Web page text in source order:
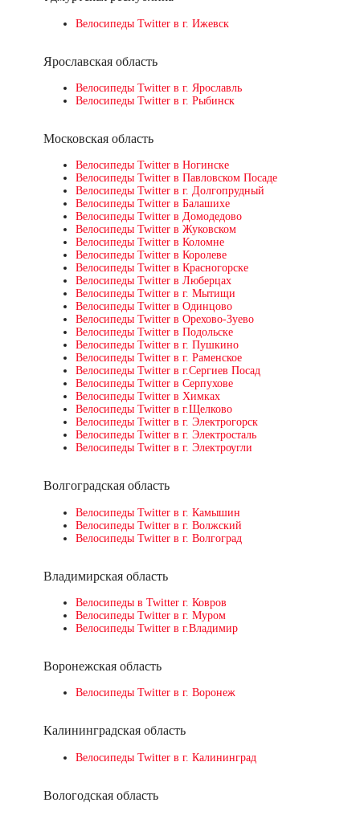
Велосипеды Twitter в г. Ижевск
Ярославская область
Велосипеды Twitter в г. Ярославль
Велосипеды Twitter в г. Рыбинск
Московская область
Велосипеды Twitter в Ногинске
Велосипеды Twitter в Павловском Посаде
Велосипеды Twitter в г. Долгопрудный
Велосипеды Twitter в Балашихе
Велосипеды Twitter в Домодедово
Велосипеды Twitter в Жуковском
Велосипеды Twitter в Коломне
Велосипеды Twitter в Королеве
Велосипеды Twitter в Красногорске
Велосипеды Twitter в Люберцах
Велосипеды Twitter в г. Мытищи
Велосипеды Twitter в Одинцово
Велосипеды Twitter в Орехово-Зуево
Велосипеды Twitter в Подольске
Велосипеды Twitter в г. Пушкино
Велосипеды Twitter в г. Раменское
Велосипеды Twitter в г.Сергиев Посад
Велосипеды Twitter в Серпухове
Велосипеды Twitter в Химках
Велосипеды Twitter в г.Щелково
Велосипеды Twitter в г. Электрогорск
Велосипеды Twitter в г. Электросталь
Велосипеды Twitter в г. Электроугли
Волгоградская область
Велосипеды Twitter в г. Камышин
Велосипеды Twitter в г. Волжский
Велосипеды Twitter в г. Волгоград
Владимирская область
Велосипеды в Twitter г. Ковров
Велосипеды Twitter в г. Муром
Велосипеды Twitter в г.Владимир
Воронежская область
Велосипеды Twitter в г. Воронеж
Калининградская область
Велосипеды Twitter в г. Калининград
Вологодская область